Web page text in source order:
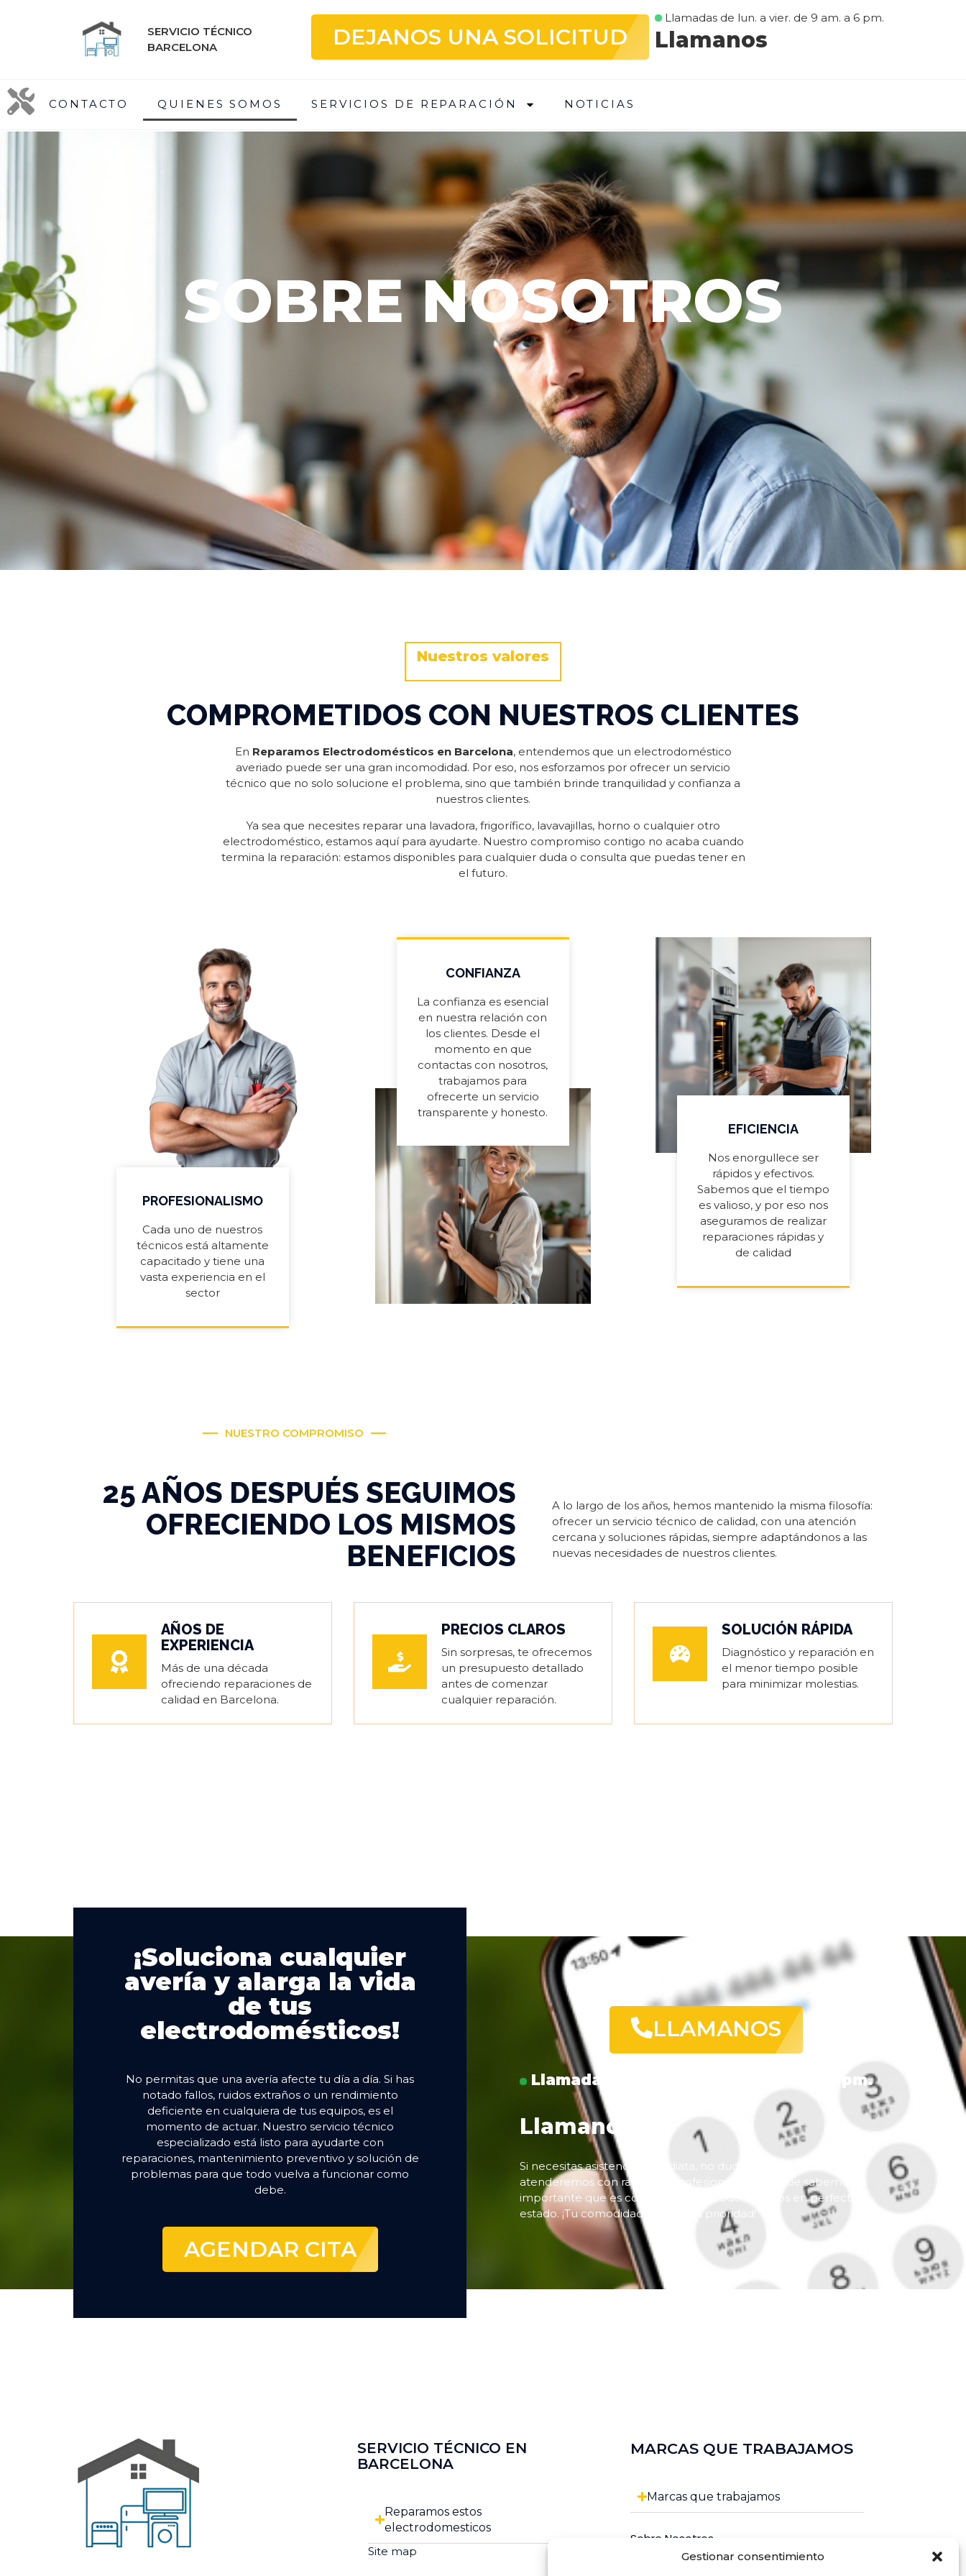
Gestionar consentimiento
SERVICIO TÉCNICO
BARCELONA
DEJANOS UNA SOLICITUD
Llamadas de lun. a vier. de 9 am. a 6 pm.
Llamanos
CONTACTO QUIENES SOMOS SERVICIOS DE REPARACIÓN NOTICIAS
SOBRE NOSOTROS
Nuestros valores
COMPROMETIDOS CON NUESTROS CLIENTES
En Reparamos Electrodomésticos en Barcelona, entendemos que un electrodoméstico
averiado puede ser una gran incomodidad. Por eso, nos esforzamos por ofrecer un servicio
técnico que no solo solucione el problema, sino que también brinde tranquilidad y confianza a
nuestros clientes.
Ya sea que necesites reparar una lavadora, frigorífico, lavavajillas, horno o cualquier otro
electrodoméstico, estamos aquí para ayudarte. Nuestro compromiso contigo no acaba cuando
termina la reparación: estamos disponibles para cualquier duda o consulta que puedas tener en
el futuro.
PROFESIONALISMO
Cada uno de nuestros
técnicos está altamente
capacitado y tiene una
vasta experiencia en el
sector
CONFIANZA
La confianza es esencial
en nuestra relación con
los clientes. Desde el
momento en que
contactas con nosotros,
trabajamos para
ofrecerte un servicio
transparente y honesto.
EFICIENCIA
Nos enorgullece ser
rápidos y efectivos.
Sabemos que el tiempo
es valioso, y por eso nos
aseguramos de realizar
reparaciones rápidas y
de calidad
NUESTRO COMPROMISO
25 AÑOS DESPUÉS SEGUIMOS
OFRECIENDO LOS MISMOS
BENEFICIOS
A lo largo de los años, hemos mantenido la misma filosofía:
ofrecer un servicio técnico de calidad, con una atención
cercana y soluciones rápidas, siempre adaptándonos a las
nuevas necesidades de nuestros clientes.
AÑOS DE
EXPERIENCIA
Más de una década
ofreciendo reparaciones de
calidad en Barcelona.
PRECIOS CLAROS
Sin sorpresas, te ofrecemos
un presupuesto detallado
antes de comenzar
cualquier reparación.
SOLUCIÓN RÁPIDA
Diagnóstico y reparación en
el menor tiempo posible
para minimizar molestias.
¡Soluciona cualquier
avería y alarga la vida
de tus
electrodomésticos!
No permitas que una avería afecte tu día a día. Si has
notado fallos, ruidos extraños o un rendimiento
deficiente en cualquiera de tus equipos, es el
momento de actuar. Nuestro servicio técnico
especializado está listo para ayudarte con
reparaciones, mantenimiento preventivo y solución de
problemas para que todo vuelva a funcionar como
debe.
AGENDAR CITA
LLAMANOS
Llamadas de lun. a vier. de 9 am. a 6 pm.
Llamanos
Si necesitas asistencia inmediata, no dudes en llamarnos. Te
atenderemos con rapidez y profesionalidad porque sabemos lo
importante que es contar con electrodomésticos en perfecto
estado. ¡Tu comodidad es nuestra prioridad!
SERVICIO TÉCNICO EN
BARCELONA
Reparamos estos
electrodomesticos
Site map
MARCAS QUE TRABAJAMOS
Marcas que trabajamos
Sobre Nosotros